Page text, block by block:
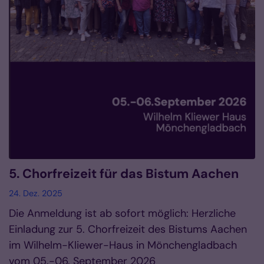
5. Chorfreizeit für das Bistum Aachen
24. Dez. 2025
Die Anmeldung ist ab sofort möglich: Herzliche
Einladung zur 5. Chorfreizeit des Bistums Aachen
im Wilhelm-Kliewer-Haus in Mönchengladbach
vom 05.-06. September 2026